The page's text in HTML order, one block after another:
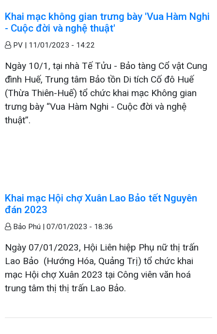
Khai mạc không gian trưng bày 'Vua Hàm Nghi
- Cuộc đời và nghệ thuật'
PV | 11/01/2023 - 14:22
Ngày 10/1, tại nhà Tế Tửu - Bảo tàng Cổ vật Cung
đình Huế, Trung tâm Bảo tồn Di tích Cố đô Huế
(Thừa Thiên-Huế) tổ chức khai mạc Không gian
trưng bày “Vua Hàm Nghi - Cuộc đời và nghệ
thuật”.
Khai mạc Hội chợ Xuân Lao Bảo tết Nguyên
đán 2023
Bảo Phú | 07/01/2023 - 18:36
Ngày 07/01/2023, Hội Liên hiệp Phụ nữ thị trấn
Lao Bảo (Hướng Hóa, Quảng Trị) tổ chức khai
mạc Hội chợ Xuân 2023 tại Công viên văn hoá
trung tâm thị thị trấn Lao Bảo.